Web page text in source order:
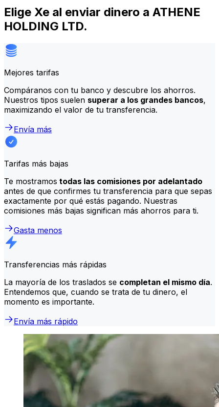
Elige Xe al enviar dinero a ATHENE
HOLDING LTD.
Mejores tarifas
Compáranos con tu banco y descubre los ahorros.
Nuestros tipos suelen superar a los grandes bancos,
maximizando el valor de tu transferencia.
Envía más
Tarifas más bajas
Te mostramos todas las comisiones por adelantado
antes de que confirmes tu transferencia para que sepas
exactamente por qué estás pagando. Nuestras
comisiones más bajas significan más ahorros para ti.
Gasta menos
Transferencias más rápidas
La mayoría de los traslados se completan el mismo día.
Entendemos que, cuando se trata de tu dinero, el
momento es importante.
Envía más rápido